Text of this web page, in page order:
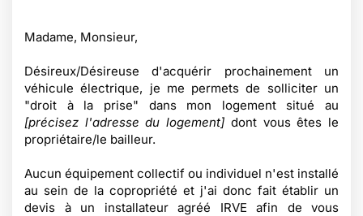
Madame, Monsieur,
Désireux/Désireuse d'acquérir prochainement un
véhicule électrique, je me permets de solliciter un
"droit à la prise" dans mon logement situé au
[précisez l'adresse du logement] dont vous êtes le
propriétaire/le bailleur.
Aucun équipement collectif ou individuel n'est installé
au sein de la copropriété et j'ai donc fait établir un
devis à un installateur agréé IRVE afin de vous